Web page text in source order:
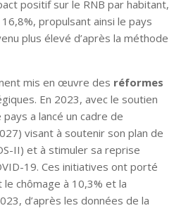
positif sur le RNB par habitant,
propulsant ainsi le pays
plus élevé d’après la méthode
mis en œuvre des réformes
En 2023, avec le soutien
a lancé un cadre de
visant à soutenir son plan de
II) et à stimuler sa reprise
19. Ces initiatives ont porté
chômage à 10,3% et la
d’après les données de la